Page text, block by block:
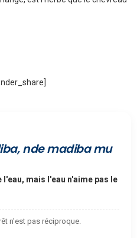
nde madiba mu
mais l'eau n'aime pas le
n'est pas réciproque.